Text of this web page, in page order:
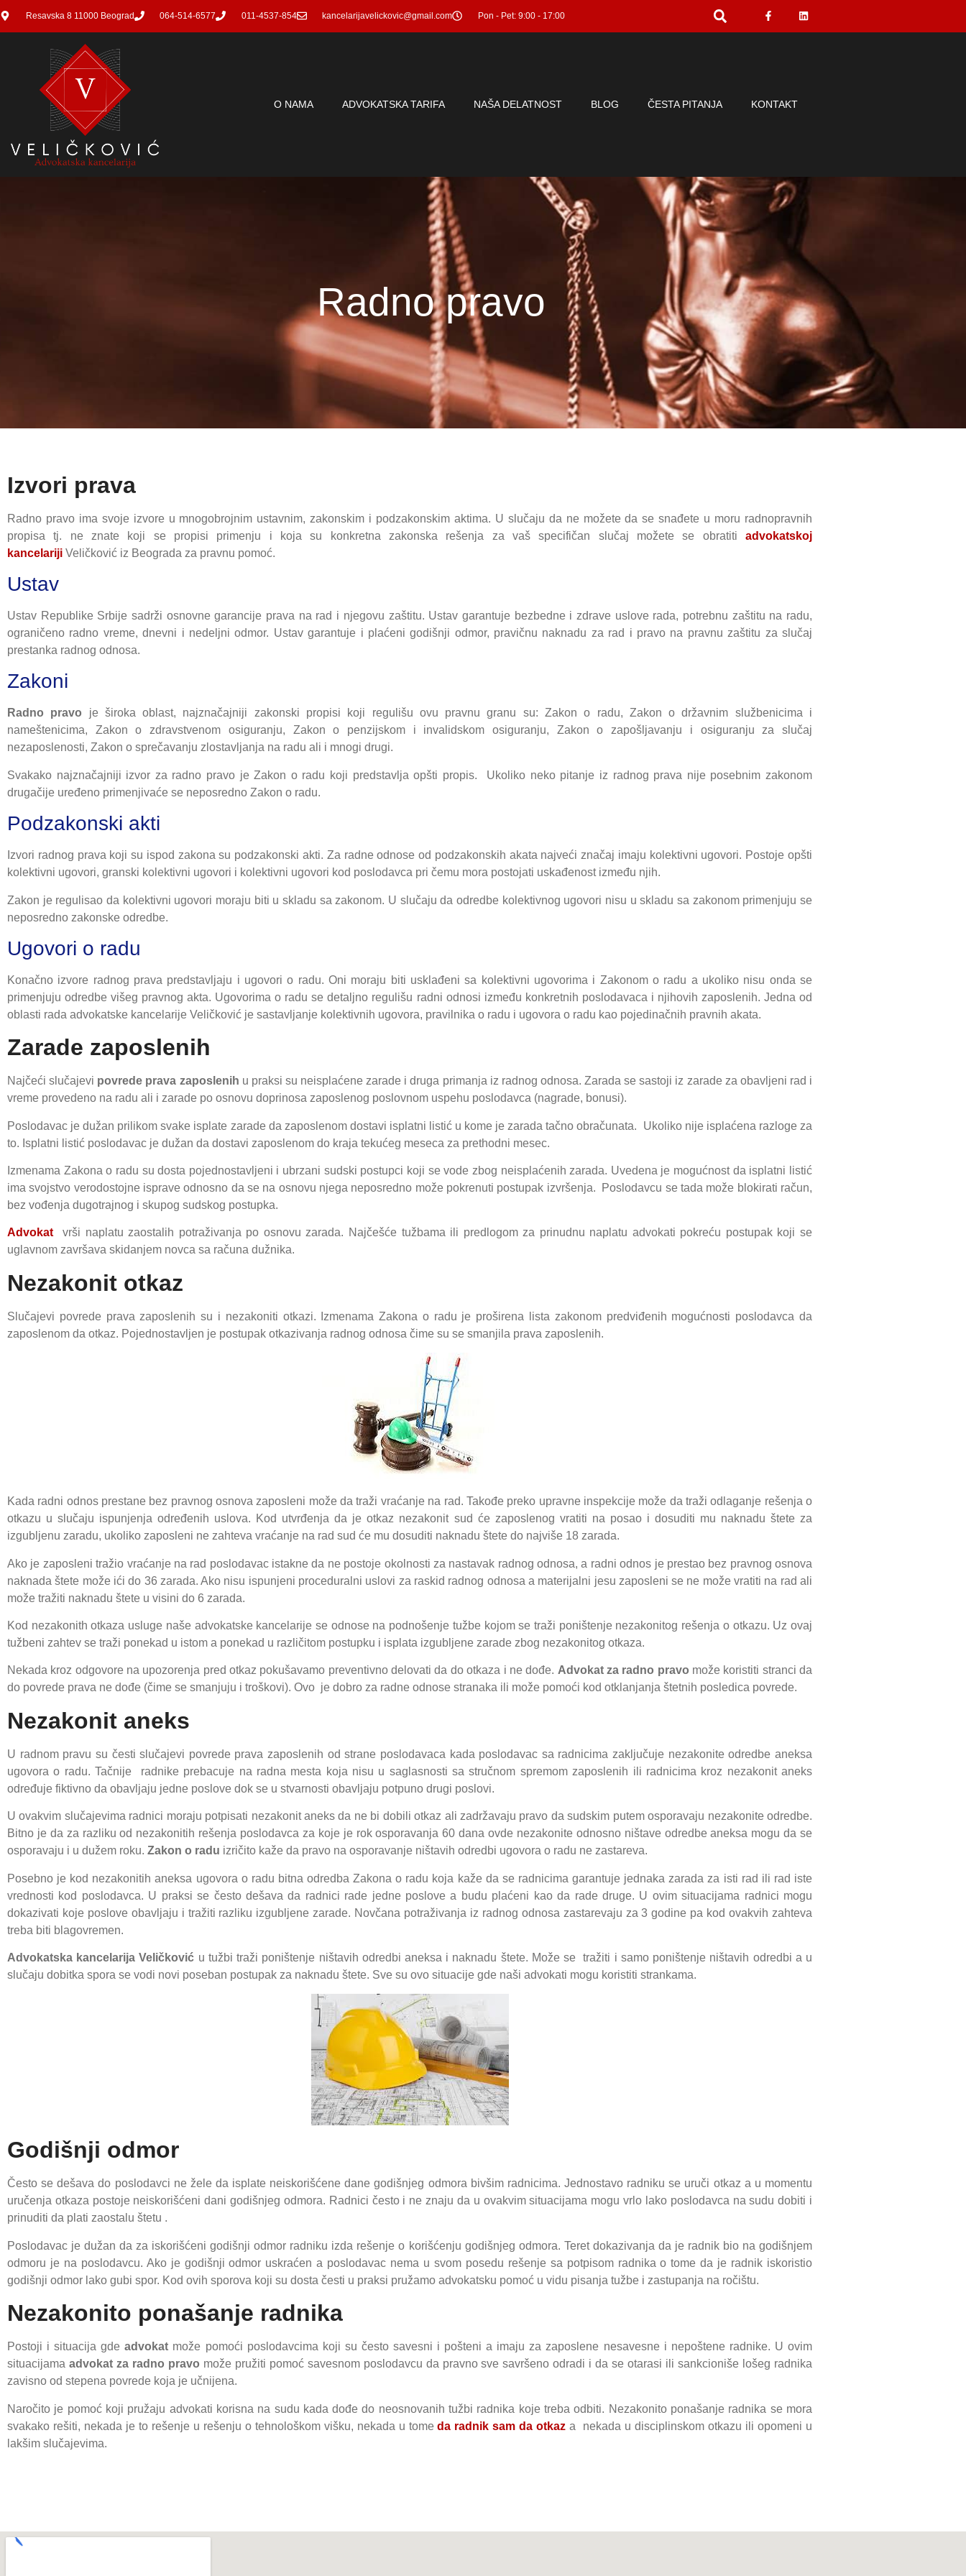
Resavska 8 11000 Beograd 064-514-6577 011-4537-854 kancelarijavelickovic@gmail.com Pon - Pet: 9:00 - 17:00
O NAMA ADVOKATSKA TARIFA NAŠA DELATNOST BLOG ČESTA PITANJA KONTAKT
Radno pravo
Izvori prava
Radno pravo ima svoje izvore u mnogobrojnim ustavnim, zakonskim i podzakonskim aktima. U slučaju da ne možete da se snađete u moru radnopravnih
propisa tj. ne znate koji se propisi primenju i koja su konkretna zakonska rešenja za vaš specifičan slučaj možete se obratiti advokatskoj
kancelariji Veličković iz Beograda za pravnu pomoć.
Ustav
Ustav Republike Srbije sadrži osnovne garancije prava na rad i njegovu zaštitu. Ustav garantuje bezbedne i zdrave uslove rada, potrebnu zaštitu na radu,
ograničeno radno vreme, dnevni i nedeljni odmor. Ustav garantuje i plaćeni godišnji odmor, pravičnu naknadu za rad i pravo na pravnu zaštitu za slučaj
prestanka radnog odnosa.
Zakoni
Radno pravo je široka oblast, najznačajniji zakonski propisi koji regulišu ovu pravnu granu su: Zakon o radu, Zakon o državnim službenicima i
nameštenicima, Zakon o zdravstvenom osiguranju, Zakon o penzijskom i invalidskom osiguranju, Zakon o zapošljavanju i osiguranju za slučaj
nezaposlenosti, Zakon o sprečavanju zlostavljanja na radu ali i mnogi drugi.
Svakako najznačajniji izvor za radno pravo je Zakon o radu koji predstavlja opšti propis. Ukoliko neko pitanje iz radnog prava nije posebnim zakonom
drugačije uređeno primenjivaće se neposredno Zakon o radu.
Podzakonski akti
Izvori radnog prava koji su ispod zakona su podzakonski akti. Za radne odnose od podzakonskih akata najveći značaj imaju kolektivni ugovori. Postoje opšti
kolektivni ugovori, granski kolektivni ugovori i kolektivni ugovori kod poslodavca pri čemu mora postojati uskađenost između njih.
Zakon je regulisao da kolektivni ugovori moraju biti u skladu sa zakonom. U slučaju da odredbe kolektivnog ugovori nisu u skladu sa zakonom primenjuju se
neposredno zakonske odredbe.
Ugovori o radu
Konačno izvore radnog prava predstavljaju i ugovori o radu. Oni moraju biti usklađeni sa kolektivni ugovorima i Zakonom o radu a ukoliko nisu onda se
primenjuju odredbe višeg pravnog akta. Ugovorima o radu se detaljno regulišu radni odnosi između konkretnih poslodavaca i njihovih zaposlenih. Jedna od
oblasti rada advokatske kancelarije Veličković je sastavljanje kolektivnih ugovora, pravilnika o radu i ugovora o radu kao pojedinačnih pravnih akata.
Zarade zaposlenih
Najčeći slučajevi povrede prava zaposlenih u praksi su neisplaćene zarade i druga primanja iz radnog odnosa. Zarada se sastoji iz zarade za obavljeni rad i
vreme provedeno na radu ali i zarade po osnovu doprinosa zaposlenog poslovnom uspehu poslodavca (nagrade, bonusi).
Poslodavac je dužan prilikom svake isplate zarade da zaposlenom dostavi isplatni listić u kome je zarada tačno obračunata. Ukoliko nije isplaćena razloge za
to. Isplatni listić poslodavac je dužan da dostavi zaposlenom do kraja tekućeg meseca za prethodni mesec.
Izmenama Zakona o radu su dosta pojednostavljeni i ubrzani sudski postupci koji se vode zbog neisplaćenih zarada. Uvedena je mogućnost da isplatni listić
ima svojstvo verodostojne isprave odnosno da se na osnovu njega neposredno može pokrenuti postupak izvršenja. Poslodavcu se tada može blokirati račun,
bez vođenja dugotrajnog i skupog sudskog postupka.
Advokat
vrši naplatu zaostalih potraživanja po osnovu zarada. Najčešće tužbama ili predlogom za prinudnu naplatu advokati pokreću postupak koji se
uglavnom završava skidanjem novca sa računa dužnika.
Nezakonit otkaz
Slučajevi povrede prava zaposlenih su i nezakoniti otkazi. Izmenama Zakona o radu je proširena lista zakonom predviđenih mogućnosti poslodavca da
zaposlenom da otkaz. Pojednostavljen je postupak otkazivanja radnog odnosa čime su se smanjila prava zaposlenih.
Kada radni odnos prestane bez pravnog osnova zaposleni može da traži vraćanje na rad. Takođe preko upravne inspekcije može da traži odlaganje rešenja o
otkazu u slučaju ispunjenja određenih uslova. Kod utvrđenja da je otkaz nezakonit sud će zaposlenog vratiti na posao i dosuditi mu naknadu štete za
izgubljenu zaradu, ukoliko zaposleni ne zahteva vraćanje na rad sud će mu dosuditi naknadu štete do najviše 18 zarada.
Ako je zaposleni tražio vraćanje na rad poslodavac istakne da ne postoje okolnosti za nastavak radnog odnosa, a radni odnos je prestao bez pravnog osnova
naknada štete može ići do 36 zarada. Ako nisu ispunjeni proceduralni uslovi za raskid radnog odnosa a materijalni jesu zaposleni se ne može vratiti na rad ali
može tražiti naknadu štete u visini do 6 zarada.
Kod nezakonith otkaza usluge naše advokatske kancelarije se odnose na podnošenje tužbe kojom se traži poništenje nezakonitog rešenja o otkazu. Uz ovaj
tužbeni zahtev se traži ponekad u istom a ponekad u različitom postupku i isplata izgubljene zarade zbog nezakonitog otkaza.
Nekada kroz odgovore na upozorenja pred otkaz pokušavamo preventivno delovati da do otkaza i ne dođe. Advokat za radno pravo može koristiti stranci da
do povrede prava ne dođe (čime se smanjuju i troškovi). Ovo je dobro za radne odnose stranaka ili može pomoći kod otklanjanja štetnih posledica povrede.
Nezakonit aneks
U radnom pravu su česti slučajevi povrede prava zaposlenih od strane poslodavaca kada poslodavac sa radnicima zaključuje nezakonite odredbe aneksa
ugovora o radu. Tačnije radnike prebacuje na radna mesta koja nisu u saglasnosti sa stručnom spremom zaposlenih ili radnicima kroz nezakonit aneks
određuje fiktivno da obavljaju jedne poslove dok se u stvarnosti obavljaju potpuno drugi poslovi.
U ovakvim slučajevima radnici moraju potpisati nezakonit aneks da ne bi dobili otkaz ali zadržavaju pravo da sudskim putem osporavaju nezakonite odredbe.
Bitno je da za razliku od nezakonitih rešenja poslodavca za koje je rok osporavanja 60 dana ovde nezakonite odnosno ništave odredbe aneksa mogu da se
osporavaju i u dužem roku. Zakon o radu izričito kaže da pravo na osporavanje ništavih odredbi ugovora o radu ne zastareva.
Posebno je kod nezakonitih aneksa ugovora o radu bitna odredba Zakona o radu koja kaže da se radnicima garantuje jednaka zarada za isti rad ili rad iste
vrednosti kod poslodavca. U praksi se često dešava da radnici rade jedne poslove a budu plaćeni kao da rade druge. U ovim situacijama radnici mogu
dokazivati koje poslove obavljaju i tražiti razliku izgubljene zarade. Novčana potraživanja iz radnog odnosa zastarevaju za 3 godine pa kod ovakvih zahteva
treba biti blagovremen.
Advokatska kancelarija Veličković u tužbi traži poništenje ništavih odredbi aneksa i naknadu štete. Može se tražiti i samo poništenje ništavih odredbi a u
slučaju dobitka spora se vodi novi poseban postupak za naknadu štete. Sve su ovo situacije gde naši advokati mogu koristiti strankama.
Godišnji odmor
Često se dešava do poslodavci ne žele da isplate neiskorišćene dane godišnjeg odmora bivšim radnicima. Jednostavo radniku se uruči otkaz a u momentu
uručenja otkaza postoje neiskorišćeni dani godišnjeg odmora. Radnici često i ne znaju da u ovakvim situacijama mogu vrlo lako poslodavca na sudu dobiti i
prinuditi da plati zaostalu štetu .
Poslodavac je dužan da za iskorišćeni godišnji odmor radniku izda rešenje o korišćenju godišnjeg odmora. Teret dokazivanja da je radnik bio na godišnjem
odmoru je na poslodavcu. Ako je godišnji odmor uskraćen a poslodavac nema u svom posedu rešenje sa potpisom radnika o tome da je radnik iskoristio
godišnji odmor lako gubi spor. Kod ovih sporova koji su dosta česti u praksi pružamo advokatsku pomoć u vidu pisanja tužbe i zastupanja na ročištu.
Nezakonito ponašanje radnika
Postoji i situacija gde advokat može pomoći poslodavcima koji su često savesni i pošteni a imaju za zaposlene nesavesne i nepoštene radnike. U ovim
situacijama advokat za radno pravo može pružiti pomoć savesnom poslodavcu da pravno sve savršeno odradi i da se otarasi ili sankcioniše lošeg radnika
zavisno od stepena povrede koja je učnijena.
Naročito je pomoć koji pružaju advokati korisna na sudu kada dođe do neosnovanih tužbi radnika koje treba odbiti. Nezakonito ponašanje radnika se mora
svakako rešiti, nekada je to rešenje u rešenju o tehnološkom višku, nekada u tomeda radnik sam da otkaz a nekada u disciplinskom otkazu ili opomeni u
lakšim slučajevima.